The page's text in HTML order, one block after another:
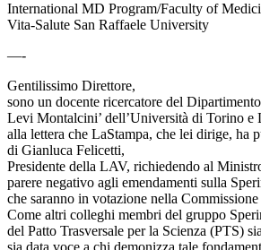
International MD Program/Faculty of
Vita-Salute San Raffaele University
—-
Gentilissimo Direttore,
sono un docente ricercatore del
Levi Montalcini’ dell’Università di Torino e
alla lettera che LaStampa, che lei dirige, ha
di Gianluca Felicetti,
Presidente della LAV, richiedendo al
parere negativo agli emendamenti sulla
che saranno in votazione nella
Come altri colleghi membri del gruppo
del Patto Trasversale per la Scienza (PTS)
sia data voce a chi demonizza tale